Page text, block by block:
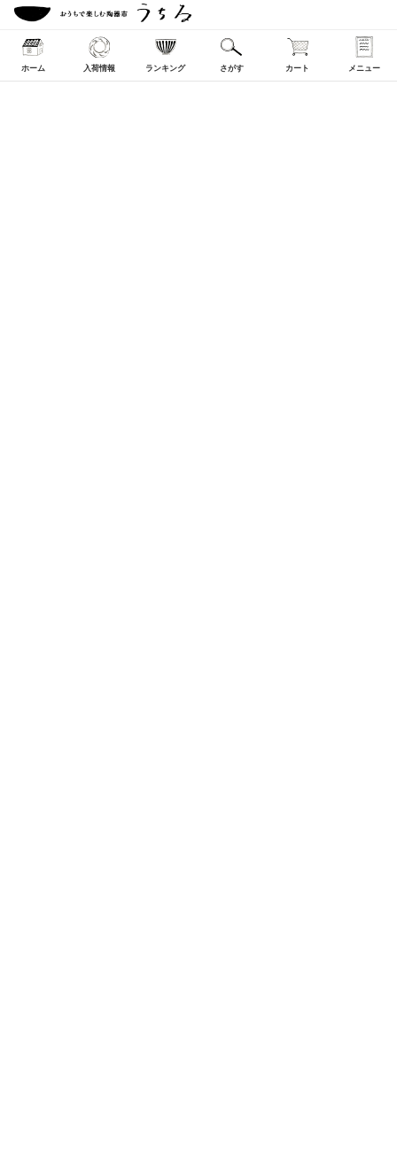
ホーム 入荷情報 ランキング さがす カート メニュー